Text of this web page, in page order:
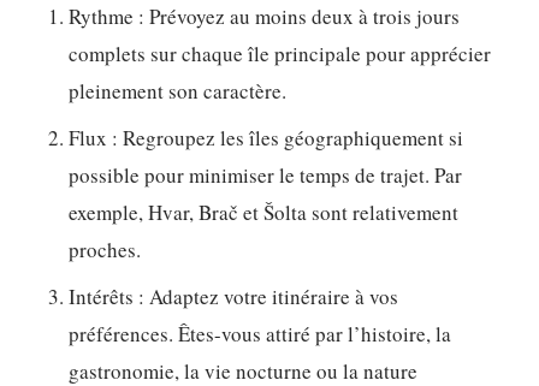
Rythme : Prévoyez au moins deux à trois jours
complets sur chaque île principale pour apprécier
pleinement son caractère.
Flux : Regroupez les îles géographiquement si
possible pour minimiser le temps de trajet. Par
exemple, Hvar, Brač et Šolta sont relativement
proches.
Intérêts : Adaptez votre itinéraire à vos
préférences. Êtes-vous attiré par l’histoire, la
gastronomie, la vie nocturne ou la nature